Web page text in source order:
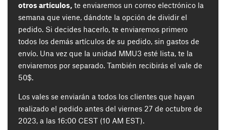
otros artículos, te enviaremos un correo electrónico la
semana que viene, dándote la opción de dividir el
pedido. Si decides hacerlo, te enviaremos primero
todos los demás artículos de su pedido, sin gastos de
envío. Una vez que la unidad MMU3 esté lista, te la
enviaremos por separado. También recibirás el vale de
50$.
Los vales se enviarán a todos los clientes que hayan
realizado el pedido antes del viernes 27 de octubre de
2023, a las 16:00 CEST (10 AM EST).